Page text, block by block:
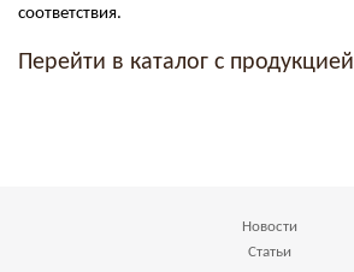
соответствия.
Перейти в каталог с продукцией
Новости
Статьи